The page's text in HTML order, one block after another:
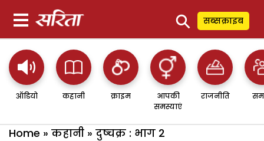
⚲ सब्सक्राइब
ऑडियो कहानी क्राइम
आपकी
समस्याएं
राजनीति
Home » कहानी » दुष्चक्र : भाग 2